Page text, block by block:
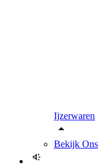
Ijzerwaren
Bekijk